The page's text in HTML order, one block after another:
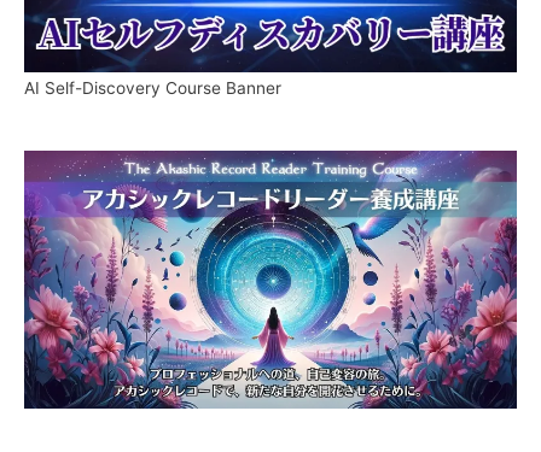
AI Self-Discovery Course Banner